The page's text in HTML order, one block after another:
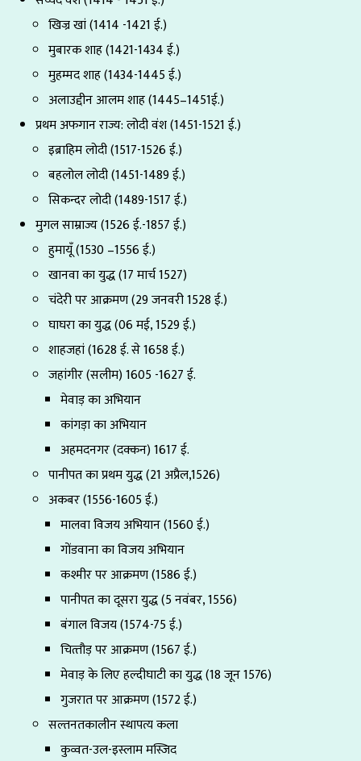
खिज्र खां (1414 -1421 ई.)
मुबारक शाह (1421-1434 ई.)
मुहम्मद शाह (1434-1445 ई.)
अलाउद्दीन आलम शाह (1445–1451ई.)
प्रथम अफगान राज्य: लोदी वंश (1451-1521 ई.)
इब्राहिम लोदी (1517-1526 ई.)
बहलोल लोदी (1451-1489 ई.)
सिकन्दर लोदी (1489-1517 ई.)
मुगल साम्राज्य (1526 ई.-1857 ई.)
हुमायूँ (1530 –1556 ई.)
खानवा का युद्ध (17 मार्च 1527)
चंदेरी पर आक्रमण (29 जनवरी 1528 ई.)
घाघरा का युद्ध (06 मई, 1529 ई.)
शाहजहां (1628 ई. से 1658 ई.)
जहांगीर (सलीम) 1605 -1627 ई.
मेवाड़ का अभियान
कांगड़ा का अभियान
अहमदनगर (दक्कन) 1617 ई.
पानीपत का प्रथम युद्ध (21 अप्रैल,1526)
अकबर (1556-1605 ई.)
मालवा विजय अभियान (1560 ई.)
गोंडवाना का विजय अभियान
कश्मीर पर आक्रमण (1586 ई.)
पानीपत का दूसरा युद्ध (5 नवंबर, 1556)
बंगाल विजय (1574-75 ई.)
चित्‍तौड़ पर आक्रमण (1567 ई.)
मेवाड़ के लिए हल्दीघाटी का युद्ध (18 जून 1576)
गुजरात पर आक्रमण (1572 ई.)
सल्तनतकालीन स्थापत्य कला
कुव्वत-उल-इस्लाम मस्जिद